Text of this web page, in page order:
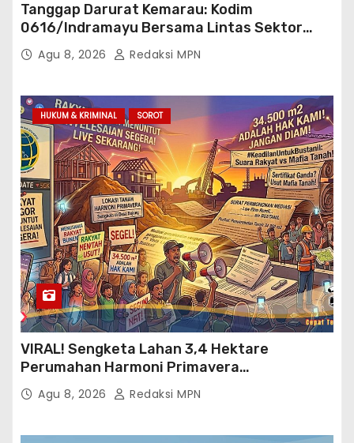
Tanggap Darurat Kemarau: Kodim
0616/Indramayu Bersama Lintas Sektor
Garap Bantuan Air Bersih Bertahap
Agu 8, 2026 Redaksi MPN
HUKUM & KRIMINAL SOROT
VIRAL! Sengketa Lahan 3,4 Hektare
Perumahan Harmoni Primavera
Klapanunggal, GMPRI Bogor Minta Menteri
Perumahan Blacklist PT BTC
Agu 8, 2026 Redaksi MPN